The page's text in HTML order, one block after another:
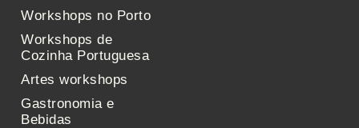
Workshops no Porto
Workshops de
Cozinha Portuguesa
Artes workshops
Gastronomia e
Bebidas